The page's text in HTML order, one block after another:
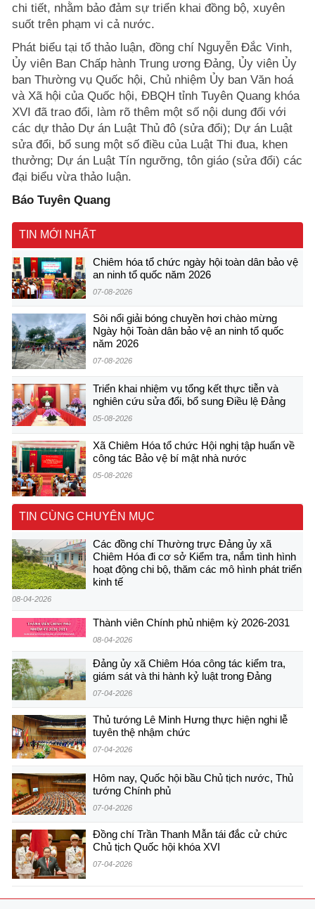
chi tiết, nhằm bảo đảm sự triển khai đồng bộ, xuyên
suốt trên phạm vi cả nước.
Phát biểu tại tổ thảo luận, đồng chí Nguyễn Đắc Vinh,
Ủy viên Ban Chấp hành Trung ương Đảng, Ủy viên Ủy
ban Thường vụ Quốc hội, Chủ nhiệm Ủy ban Văn hoá
và Xã hội của Quốc hội, ĐBQH tỉnh Tuyên Quang khóa
XVI đã trao đổi, làm rõ thêm một số nội dung đối với
các dự thảo Dự án Luật Thủ đô (sửa đổi); Dự án Luật
sửa đổi, bổ sung một số điều của Luật Thi đua, khen
thưởng; Dự án Luật Tín ngưỡng, tôn giáo (sửa đổi) các
đại biểu vừa thảo luận.
Báo Tuyên Quang
TIN MỚI NHẤT
Chiêm hóa tổ chức ngày hội toàn dân bảo vệ
an ninh tổ quốc năm 2026
07-08-2026
Sôi nổi giải bóng chuyền hơi chào mừng
Ngày hội Toàn dân bảo vệ an ninh tổ quốc
năm 2026
07-08-2026
Triển khai nhiệm vụ tổng kết thực tiễn và
nghiên cứu sửa đổi, bổ sung Điều lệ Đảng
05-08-2026
Xã Chiêm Hóa tổ chức Hội nghị tập huấn về
công tác Bảo vệ bí mật nhà nước
05-08-2026
TIN CÙNG CHUYÊN MỤC
Các đồng chí Thường trực Đảng ủy xã
Chiêm Hóa đi cơ sở Kiểm tra, nắm tình hình
hoạt động chi bộ, thăm các mô hình phát triển
kinh tế
08-04-2026
Thành viên Chính phủ nhiệm kỳ 2026-2031
08-04-2026
Đảng ủy xã Chiêm Hóa công tác kiểm tra,
giám sát và thi hành kỷ luật trong Đảng
07-04-2026
Thủ tướng Lê Minh Hưng thực hiện nghi lễ
tuyên thệ nhậm chức
07-04-2026
Hôm nay, Quốc hội bầu Chủ tịch nước, Thủ
tướng Chính phủ
07-04-2026
Đồng chí Trần Thanh Mẫn tái đắc cử chức
Chủ tịch Quốc hội khóa XVI
07-04-2026